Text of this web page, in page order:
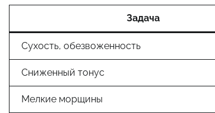
Задача
Сухость, обезвоженность
Сниженный тонус
Мелкие морщины